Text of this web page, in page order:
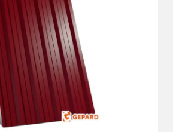
ГП-35 СО
Докладніше